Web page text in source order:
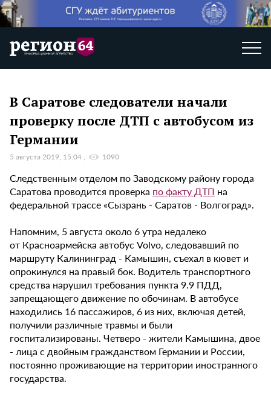
В Саратове следователи начали
проверку после ДТП с автобусом из
Германии
5 августа 2019, 15:04 1090
Следственным отделом по Заводскому району города
Саратова проводится проверка по факту ДТП на
федеральной трассе «Сызрань - Саратов - Волгоград».
Напомним, 5 августа около 6 утра недалеко
от Красноармейска автобус Volvo, следовавший по
маршруту Калининград - Камышин, съехал в кювет и
опрокинулся на правый бок. Водитель транспортного
средства нарушил требования пункта 9.9 ПДД,
запрещающего движение по обочинам. В автобусе
находились 16 пассажиров, 6 из них, включая детей,
получили различные травмы и были
госпитализированы. Четверо - жители Камышина, двое
- лица с двойным гражданством Германии и России,
постоянно проживающие на территории иностранного
государства.